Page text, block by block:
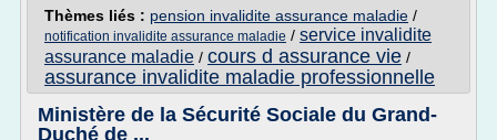
Thèmes liés : pension invalidite assurance maladie /
notification invalidite assurance maladie / service invalidite
assurance maladie / cours d assurance vie /
assurance invalidite maladie professionnelle
Ministère de la Sécurité Sociale du Grand-
Duché de ...